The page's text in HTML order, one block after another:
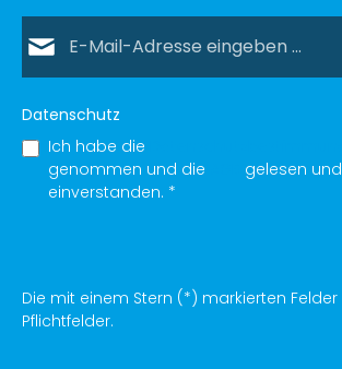
Datenschutz
Ich habe die
genommen und die
gelesen
einverstanden. *
Die mit einem Stern (*) markierten Felder
Pflichtfelder.